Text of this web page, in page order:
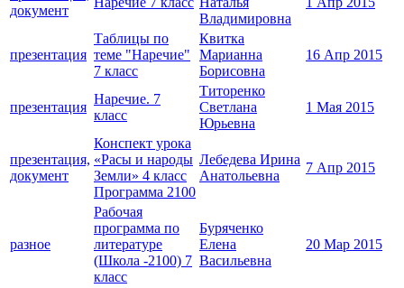
документ
Владимировна
презентация
Таблицы по
теме "Наречие"
7 класс
Квитка
Марианна
Борисовна
16 Апр 2015
презентация
Наречие. 7
класс
Титоренко
Светлана
Юрьевна
1 Мая 2015
презентация,
документ
Конспект урока
«Расы и народы
Земли» 4 класс
Программа 2100
Лебедева Ирина
Анатольевна
7 Апр 2015
разное
Рабочая
программа по
литературе
(Школа -2100) 7
класс
Буряченко
Елена
Васильевна
20 Мар 2015